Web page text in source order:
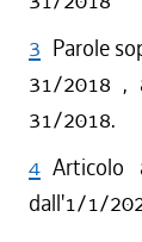
3 Parole
31/2018 ,
31/2018.
4
dall'1/1/